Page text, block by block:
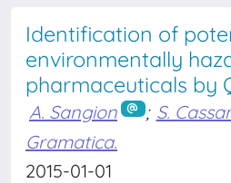
Identification of
environmentally
pharmaceuticals by
A. Sangion ; S.
Gramatica.
2015-01-01